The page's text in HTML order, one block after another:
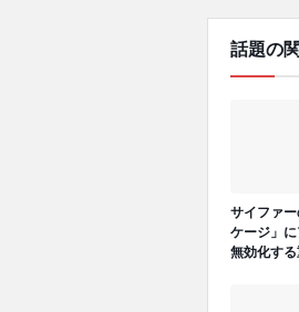
話題の
サイファ
ケージ」
無効化す